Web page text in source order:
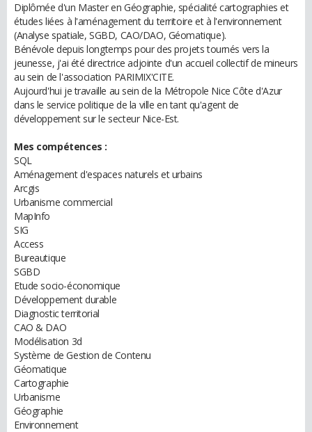
Diplômée d'un Master en Géographie, spécialité cartographies et
études liées à l'aménagement du territoire et à l'environnement
(Analyse spatiale, SGBD, CAO/DAO, Géomatique).
Bénévole depuis longtemps pour des projets tournés vers la
jeunesse, j'ai été directrice adjointe d'un accueil collectif de mineurs
au sein de l'association PARIMIX'CITE.
Aujourd'hui je travaille au sein de la Métropole Nice Côte d'Azur
dans le service politique de la ville en tant qu'agent de
développement sur le secteur Nice-Est.
Mes compétences :
SQL
Aménagement d'espaces naturels et urbains
Arcgis
Urbanisme commercial
MapInfo
SIG
Access
Bureautique
SGBD
Etude socio-économique
Développement durable
Diagnostic territorial
CAO & DAO
Modélisation 3d
Système de Gestion de Contenu
Géomatique
Cartographie
Urbanisme
Géographie
Environnement